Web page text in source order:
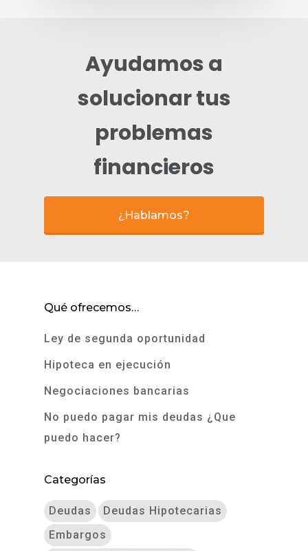
Ayudamos a
solucionar tus
problemas
financieros
¿Hablamos?
Qué ofrecemos…
Ley de segunda oportunidad
Hipoteca en ejecución
Negociaciones bancarias
No puedo pagar mis deudas ¿Que
puedo hacer?
Categorías
Deudas
Deudas Hipotecarias
Embargos